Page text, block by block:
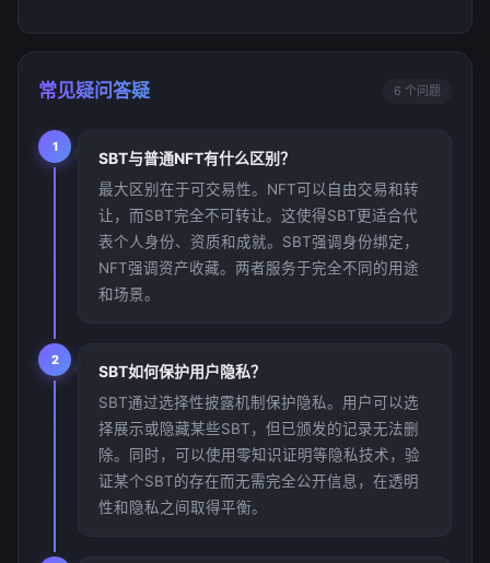
常见疑问答疑 6 个问题
1
SBT与普通NFT有什么区别？
最大区别在于可交易性。NFT可以自由交易和转
让，而SBT完全不可转让。这使得SBT更适合代
表个人身份、资质和成就。SBT强调身份绑定，
NFT强调资产收藏。两者服务于完全不同的用途
和场景。
2
SBT如何保护用户隐私？
SBT通过选择性披露机制保护隐私。用户可以选
择展示或隐藏某些SBT，但已颁发的记录无法删
除。同时，可以使用零知识证明等隐私技术，验
证某个SBT的存在而无需完全公开信息，在透明
性和隐私之间取得平衡。